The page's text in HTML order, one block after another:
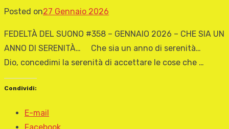
Posted on27 Gennaio 2026
FEDELTÀ DEL SUONO #358 – GENNAIO 2026 – CHE SIA UN
ANNO DI SERENITÀ… Che sia un anno di serenità…
Dio, concedimi la serenità di accettare le cose che …
Condividi:
E-mail